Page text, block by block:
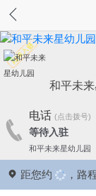
和平未
电话 (点击拨号)
等待入驻
和平未来星幼儿园
距您约 ，路